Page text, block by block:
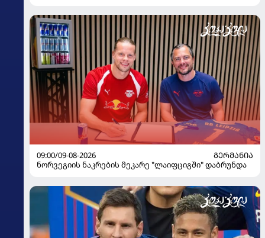
09:00/09-08-2026
ᲒᲔᲠᲛᲐᲜᲘᲐ
ნორვეგიის ნაკრების მეკარე "ლაიფციგში" დაბრუნდა